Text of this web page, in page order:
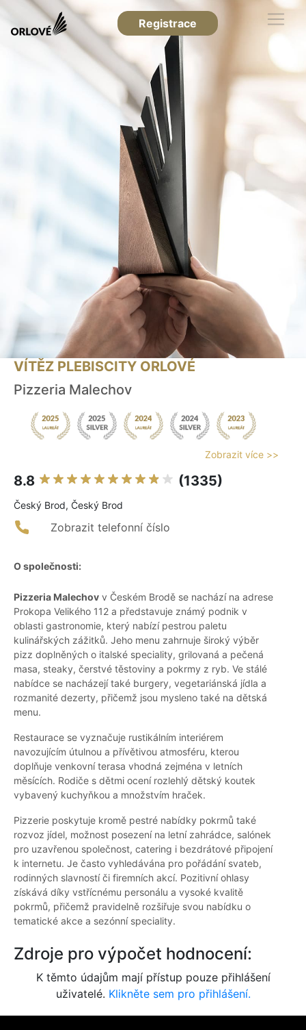
Registrace
VÍTĚZ PLEBISCITY ORLOVÉ
Pizzeria Malechov
Zobrazit více >>
8.8 (1335)
Český Brod, Český Brod
Zobrazit telefonní číslo
O společnosti:
Pizzeria Malechov v Českém Brodě se nachází na adrese
Prokopa Velikého 112 a představuje známý podnik v
oblasti gastronomie, který nabízí pestrou paletu
kulinářských zážitků. Jeho menu zahrnuje široký výběr
pizz doplněných o italské speciality, grilovaná a pečená
masa, steaky, čerstvé těstoviny a pokrmy z ryb. Ve stálé
nabídce se nacházejí také burgery, vegetariánská jídla a
rozmanité dezerty, přičemž jsou mysleno také na dětská
menu.
Restaurace se vyznačuje rustikálním interiérem
navozujícím útulnou a přívětivou atmosféru, kterou
doplňuje venkovní terasa vhodná zejména v letních
měsících. Rodiče s dětmi ocení rozlehlý dětský koutek
vybavený kuchyňkou a množstvím hraček.
Pizzerie poskytuje kromě pestré nabídky pokrmů také
rozvoz jídel, možnost posezení na letní zahrádce, salónek
pro uzavřenou společnost, catering i bezdrátové připojení
k internetu. Je často vyhledávána pro pořádání svateb,
rodinných slavností či firemních akcí. Pozitivní ohlasy
získává díky vstřícnému personálu a vysoké kvalitě
pokrmů, přičemž pravidelně rozšiřuje svou nabídku o
tematické akce a sezónní speciality.
Zdroje pro výpočet hodnocení:
K těmto údajům mají přístup pouze přihlášení
uživatelé. Klikněte sem pro přihlášení.